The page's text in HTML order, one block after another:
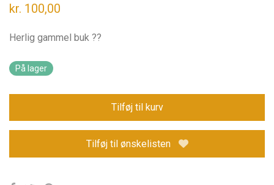
kr. 100,00
Herlig gammel buk ??
På lager
Tilføj til kurv
Tilføj til ønskelisten